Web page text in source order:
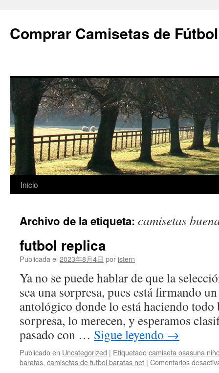
Comprar Camisetas de
Saltar
contenido
Inicio
Archivo de la etiqueta: camisetas
futbol replica
Publicada el 2023年8月4日 por istern
Ya no se puede hablar de que la
sea una sorpresa, pues está firmando
antológico donde lo está haciendo todo
sorpresa, lo merecen, y esperamos
pasado con … Sigue leyendo →
Publicado en Uncategorized | Etiquetadocamiseta osasuna
baratas, camisetas de futbol baratas net | Comentarios